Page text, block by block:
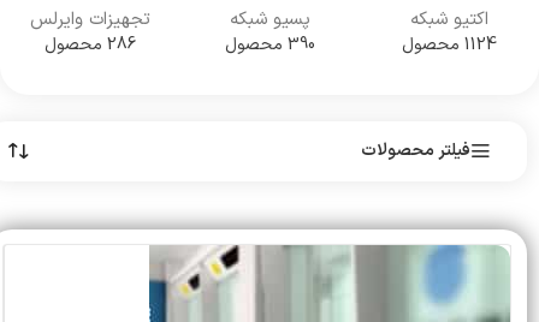
اکتیو شبکه
1124 محصول
پسیو شبکه
390 محصول
تجهیزات وایرلس
286 محصول
فیلتر محصولات